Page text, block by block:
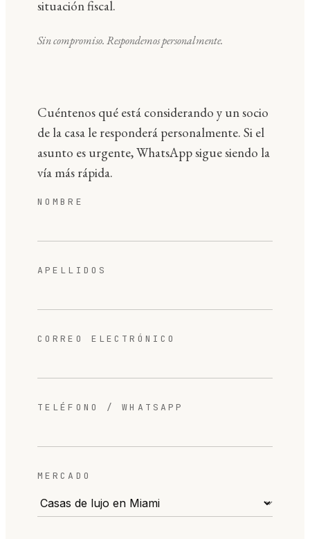
situación fiscal.
Sin compromiso. Respondemos personalmente.
Cuéntenos qué está considerando y un socio
de la casa le responderá personalmente. Si el
asunto es urgente, WhatsApp sigue siendo la
vía más rápida.
NOMBRE
APELLIDOS
CORREO ELECTRÓNICO
TELÉFONO / WHATSAPP
MERCADO